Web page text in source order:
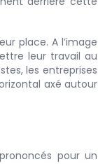
place. A l’image
leur travail au
les entreprises
axé autour
pour un